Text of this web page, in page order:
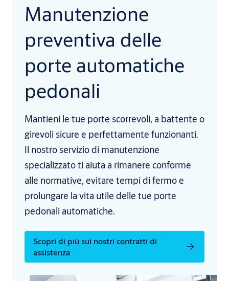
Manutenzione
preventiva delle
porte automatiche
pedonali
Mantieni le tue porte scorrevoli, a battente o
girevoli sicure e perfettamente funzionanti.
Il nostro servizio di manutenzione
specializzato ti aiuta a rimanere conforme
alle normative, evitare tempi di fermo e
prolungare la vita utile delle tue porte
pedonali automatiche.
Scopri di più sui nostri contratti di
assistenza